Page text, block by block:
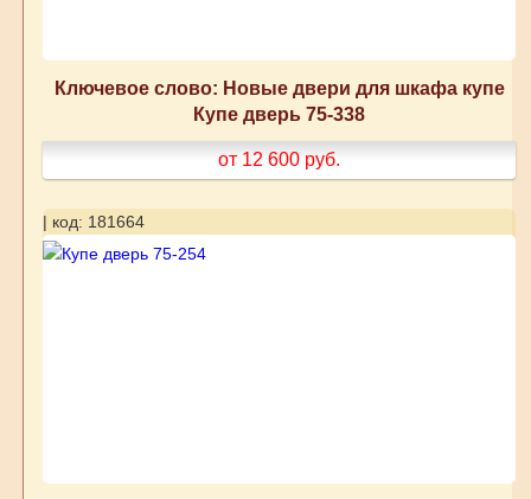
Ключевое слово: Новые двери для шкафа купе
Купе дверь 75-338
от 12 600 руб.
| код: 181664